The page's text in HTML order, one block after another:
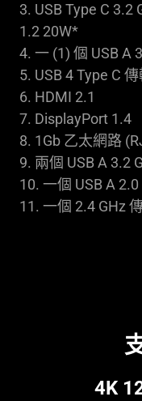
3. USB Type C 3.2
1.2 20W*
4. 一 (1) 個 USB A
5. USB 4 Type C
6. HDMI 2.1
7. DisplayPort 1.4
8. 1Gb 乙太網路
9. 兩個 USB A 3.2
10. 一個 USB A
11. 一個 2.4 GHz
4K